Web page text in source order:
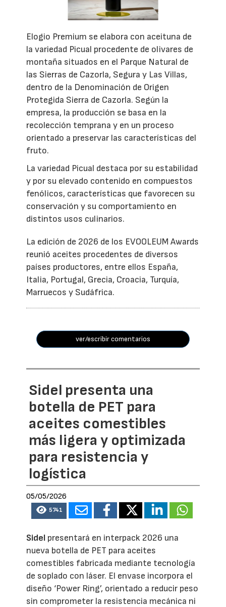
Elogio Premium se elabora con aceituna de
la variedad Picual procedente de olivares de
montaña situados en el Parque Natural de
las Sierras de Cazorla, Segura y Las Villas,
dentro de la Denominación de Origen
Protegida Sierra de Cazorla. Según la
empresa, la producción se basa en la
recolección temprana y en un proceso
orientado a preservar las características del
fruto.
La variedad Picual destaca por su estabilidad
y por su elevado contenido en compuestos
fenólicos, características que favorecen su
conservación y su comportamiento en
distintos usos culinarios.
La edición de 2026 de los EVOOLEUM Awards
reunió aceites procedentes de diversos
países productores, entre ellos España,
Italia, Portugal, Grecia, Croacia, Turquía,
Marruecos y Sudáfrica.
ver/escribir comentarios
Sidel presenta una
botella de PET para
aceites comestibles
más ligera y optimizada
para resistencia y
logística
05/05/2026
5741
Sidel presentará en interpack 2026 una
nueva botella de PET para aceites
comestibles fabricada mediante tecnología
de soplado con láser. El envase incorpora el
diseño ‘Power Ring’, orientado a reducir peso
sin comprometer la resistencia mecánica ni